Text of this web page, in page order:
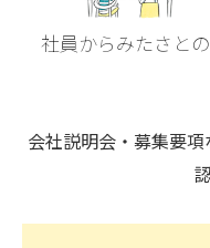
社員からみたさと
会社説明会・募集要